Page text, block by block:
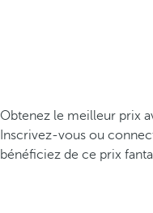
Obtenez le meilleur prix
Inscrivez-vous ou
bénéficiez de ce prix